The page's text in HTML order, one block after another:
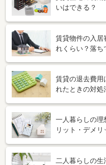
いはできる？
賃貸物件の入居
れくらい？落ち
賃貸の退去費用
れたときの対処
一人暮らしの理
リット・デメ
二人暮らしの生